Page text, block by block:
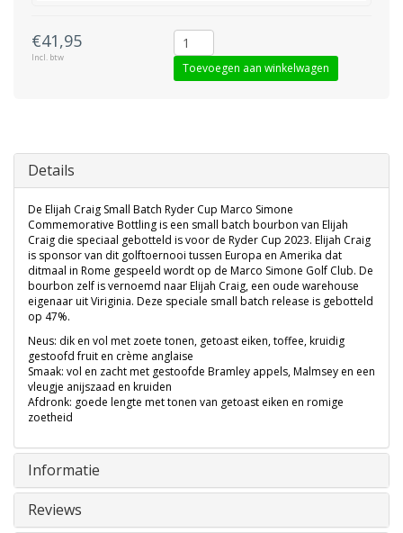
€41,95
Incl. btw
Toevoegen aan winkelwagen
Details
De Elijah Craig Small Batch Ryder Cup Marco Simone
Commemorative Bottling is een small batch bourbon van Elijah
Craig die speciaal gebotteld is voor de Ryder Cup 2023. Elijah Craig
is sponsor van dit golftoernooi tussen Europa en Amerika dat
ditmaal in Rome gespeeld wordt op de Marco Simone Golf Club. De
bourbon zelf is vernoemd naar Elijah Craig, een oude warehouse
eigenaar uit Viriginia. Deze speciale small batch release is gebotteld
op 47%.
Neus: dik en vol met zoete tonen, getoast eiken, toffee, kruidig
gestoofd fruit en crème anglaise
Smaak: vol en zacht met gestoofde Bramley appels, Malmsey en een
vleugje anijszaad en kruiden
Afdronk: goede lengte met tonen van getoast eiken en romige
zoetheid
Informatie
Reviews